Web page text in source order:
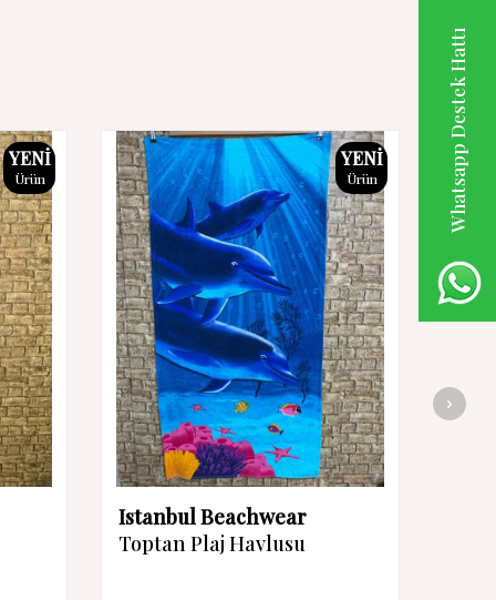
Whatsapp Destek Hattı
YENI
Ürün
YENI
Ürün
Istanbul Beachwear
Toptan Plaj Havlusu